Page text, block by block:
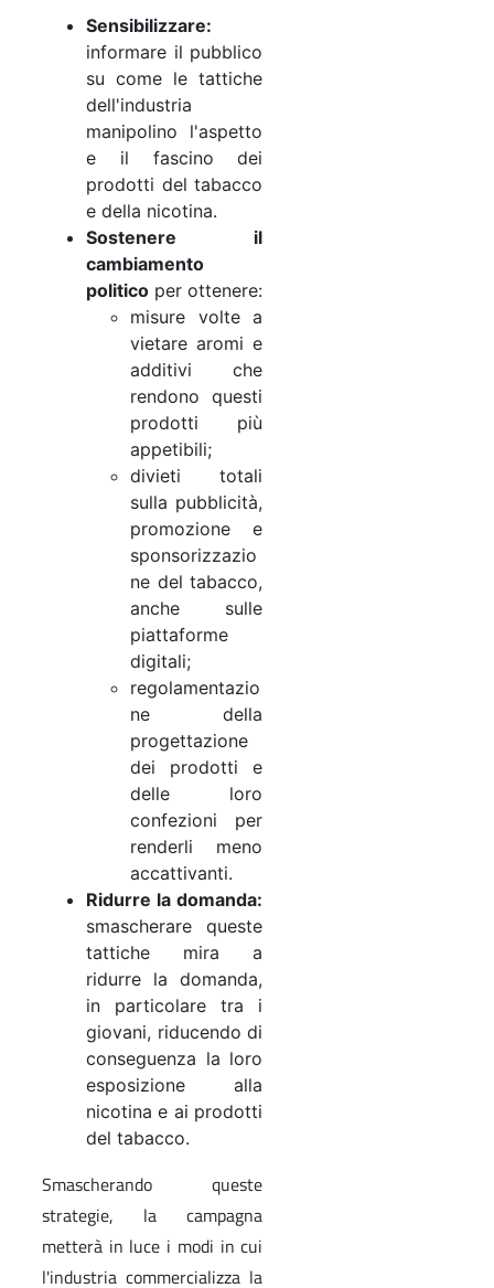
Sensibilizzare:
informare il pubblico
su come le tattiche
dell'industria
manipolino l'aspetto
e il fascino dei
prodotti del tabacco
e della nicotina.
Sostenere il
cambiamento
politico per ottenere:
misure volte a
vietare aromi e
additivi che
rendono questi
prodotti più
appetibili;
divieti totali
sulla pubblicità,
promozione e
sponsorizzazio
ne del tabacco,
anche sulle
piattaforme
digitali;
regolamentazio
ne della
progettazione
dei prodotti e
delle loro
confezioni per
renderli meno
accattivanti.
Ridurre la domanda:
smascherare queste
tattiche mira a
ridurre la domanda,
in particolare tra i
giovani, riducendo di
conseguenza la loro
esposizione alla
nicotina e ai prodotti
del tabacco.
Smascherando queste
strategie, la campagna
metterà in luce i modi in cui
l'industria commercializza la